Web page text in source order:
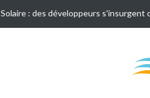
Solaire : des développeurs